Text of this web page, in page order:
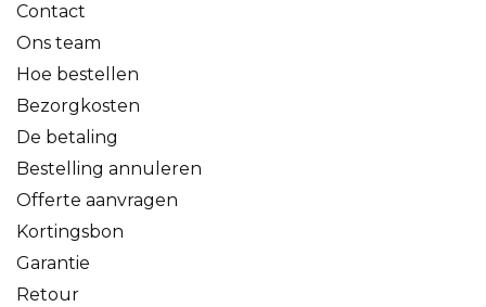
Contact
Ons team
Hoe bestellen
Bezorgkosten
De betaling
Bestelling annuleren
Offerte aanvragen
Kortingsbon
Garantie
Retour